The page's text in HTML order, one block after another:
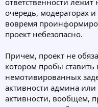
ответственности
очередь, модераторах
вовремя
проект небезопасно.
Причем, проект не
котором пробы ставить
немотивированных
активности админа
активности, вообщем,